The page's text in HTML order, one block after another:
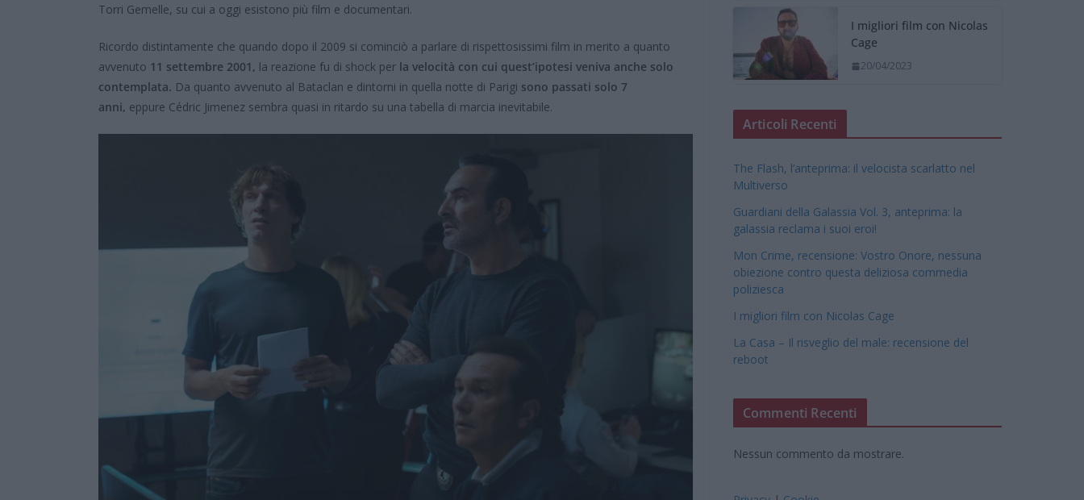
Torri Gemelle, su cui a oggi esistono più film e documentari.
Ricordo distintamente che quando dopo il 2009 si cominciò a parlare di rispettosissimi film in merito a quanto
avvenuto 11 settembre 2001, la reazione fu di shock per la velocità con cui quest’ipotesi veniva anche solo
contemplata. Da quanto avvenuto al Bataclan e dintorni in quella notte di Parigi sono passati solo 7
anni, eppure Cédric Jimenez sembra quasi in ritardo su una tabella di marcia inevitabile.
I migliori film con Nicolas
Cage
20/04/2023
Articoli Recenti
The Flash, l’anteprima: il velocista scarlatto nel
Multiverso
Guardiani della Galassia Vol. 3, anteprima: la
galassia reclama i suoi eroi!
Mon Crime, recensione: Vostro Onore, nessuna
obiezione contro questa deliziosa commedia
poliziesca
I migliori film con Nicolas Cage
La Casa – Il risveglio del male: recensione del
reboot
Commenti Recenti
Nessun commento da mostrare.